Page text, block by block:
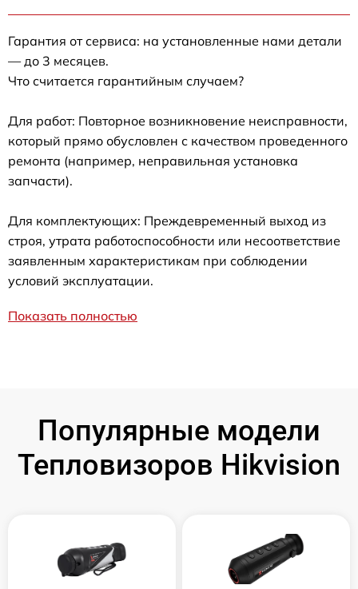
Гарантия от сервиса: на установленные нами детали
— до 3 месяцев.
Что считается гарантийным случаем?
Для работ: Повторное возникновение неисправности,
который прямо обусловлен с качеством проведенного
ремонта (например, неправильная установка
запчасти).
Для комплектующих: Преждевременный выход из
строя, утрата работоспособности или несоответствие
заявленным характеристикам при соблюдении
условий эксплуатации.
Показать полностью
Популярные модели
Тепловизоров Hikvision